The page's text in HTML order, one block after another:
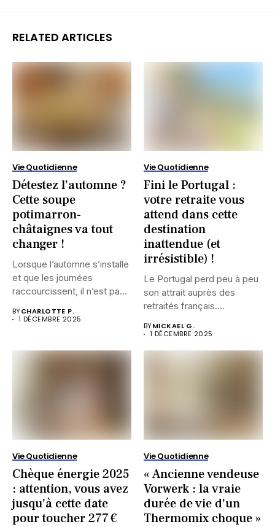
RELATED ARTICLES
Vie Quotidienne
Détestez l’automne ?
Cette soupe
potimarron-
châtaignes va tout
changer !
Lorsque l’automne s’installe
et que les journées
raccourcissent, il n’est pas
BYCHARLOTTE P.
1 DÉCEMBRE 2025
Vie Quotidienne
Fini le Portugal :
votre retraite vous
attend dans cette
destination
inattendue (et
irrésistible) !
Le Portugal perd peu à peu
son attrait auprès des
retraités français....
BYMICKAEL G.
1 DÉCEMBRE 2025
Vie Quotidienne
Chèque énergie 2025
: attention, vous avez
jusqu’à cette date
pour toucher 277 €
Vie Quotidienne
« Ancienne vendeuse
Vorwerk : la vraie
durée de vie d’un
Thermomix choque »